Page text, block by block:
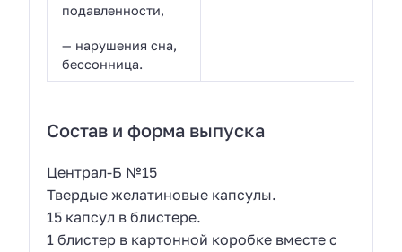
подавленности,
— нарушения сна,
бессонница.
Состав и форма выпуска
Централ-Б №15
Твердые желатиновые капсулы.
15 капсул в блистере.
1 блистер в картонной коробке вместе с